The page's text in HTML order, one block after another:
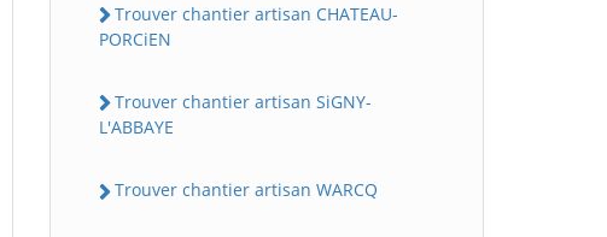
Trouver chantier artisan CHATEAU-
PORCiEN
Trouver chantier artisan SiGNY-
L'ABBAYE
Trouver chantier artisan WARCQ